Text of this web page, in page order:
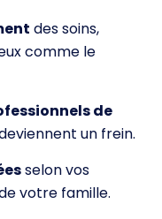
des soins,
comme le
de
un frein.
selon vos
votre famille.